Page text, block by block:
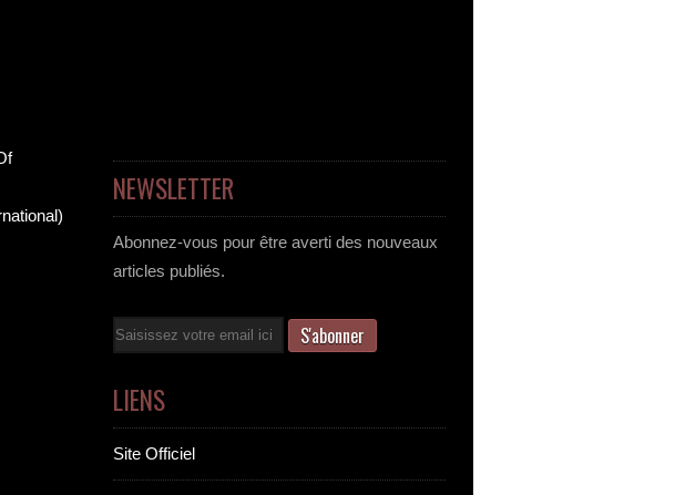
NEWSLETTER
Abonnez-vous pour être averti des nouveaux
articles publiés.
Email
LIENS
Site Officiel